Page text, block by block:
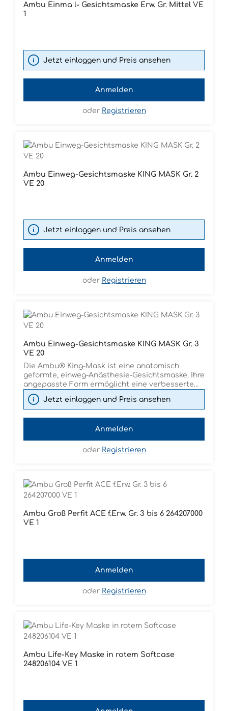
Ambu Einma l- Gesichtsmaske Erw. Gr. Mittel VE
1
Jetzt einloggen und Preis ansehen
Anmelden
oder Registrieren
Ambu Einweg-Gesichtsmaske KING MASK Gr. 2
VE 20
Jetzt einloggen und Preis ansehen
Anmelden
oder Registrieren
Ambu Einweg-Gesichtsmaske KING MASK Gr. 3
VE 20
Die Ambu® King-Mask ist eine anatomisch
geformte, einweg-Anästhesie-Gesichtsmaske. Ihre
angepasste Form ermöglicht eine verbesserte
Abdichtung an die anatomischen
Gesichtsstrukturen. Zudem unterstützt das
dünne Cuffmaterial des eine optimale
Jetzt einloggen und Preis ansehen
Anmelden
oder Registrieren
Ambu Groß Perfit ACE f.Erw. Gr. 3 bis 6 264207000
VE 1
Anmelden
oder Registrieren
Ambu Life-Key Maske in rotem Softcase
248206104 VE 1